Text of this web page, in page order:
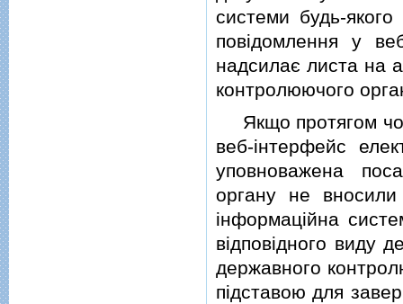
системи будь-
повiдомлення у
надсилає листа на
контролюючого
Якщо протягом
веб-iнтерфейс
уповноважена
органу не
iнформацiйна
вiдповiдного виду
державного
пiдставою для